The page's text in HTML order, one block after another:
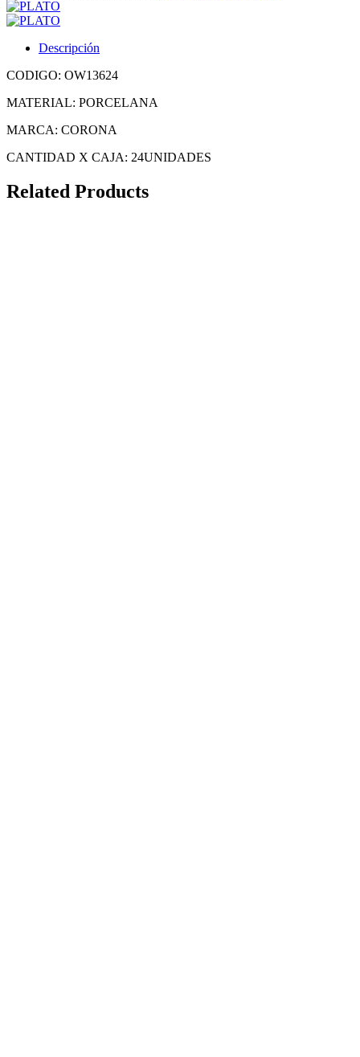
Descripción
CODIGO: OW13624
MATERIAL: PORCELANA
MARCA: CORONA
CANTIDAD X CAJA: 24UNIDADES
Related Products